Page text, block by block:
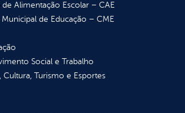
Alimentação Escolar – CAE
de Educação – CME
Social e Trabalho
Cultura, Turismo e Esportes